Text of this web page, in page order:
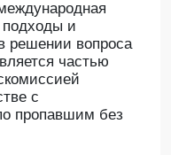
и
решении вопроса
частью
с
пропавшим без